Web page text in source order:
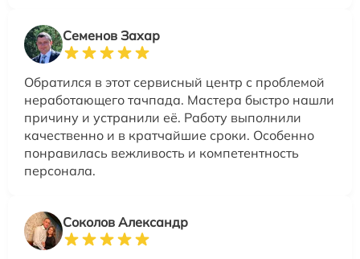
Семенов Захар
Обратился в этот сервисный центр с проблемой
неработающего тачпада. Мастера быстро нашли
причину и устранили её. Работу выполнили
качественно и в кратчайшие сроки. Особенно
понравилась вежливость и компетентность
персонала.
Соколов Александр